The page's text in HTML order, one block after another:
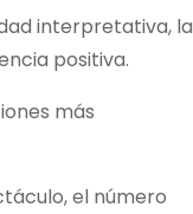
interpretativa, la
positiva.
más
el número